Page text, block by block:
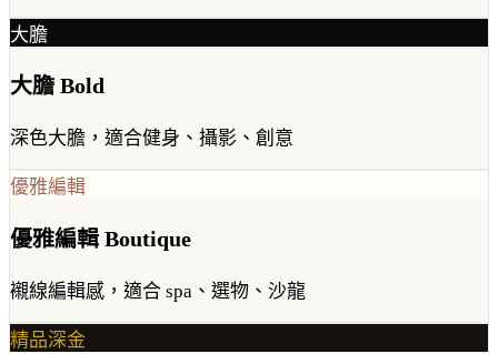
大膽
大膽 Bold
深色大膽，適合健身、攝影、創意
優雅編輯
優雅編輯 Boutique
襯線編輯感，適合 spa、選物、沙龍
精品深金